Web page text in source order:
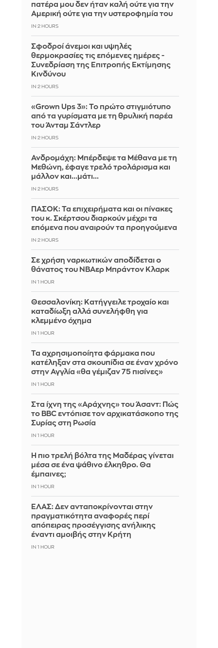
πατέρα μου δεν ήταν καλή ούτε για την
Αμερική ούτε για την υστεροφημία του
IN 2 HOURS
Σφοδροί άνεμοι και υψηλές
θερμοκρασίες τις επόμενες ημέρες -
Συνεδρίαση της Επιτροπής Εκτίμησης
Κινδύνου
IN 2 HOURS
«Grown Ups 3»: Το πρώτο στιγμιότυπο
από τα γυρίσματα με τη θρυλική παρέα
του Άνταμ Σάντλερ
IN 2 HOURS
Ανδρομάχη: Μπέρδεψε τα Μέθανα με τη
Μεθώνη, έφαγε τρελό τρολάρισμα και
μάλλον και...μάτι...
IN 2 HOURS
ΠΑΣΟΚ: Τα επιχειρήματα και οι πίνακες
του κ. Σκέρτσου διαρκούν μέχρι τα
επόμενα που αναιρούν τα προηγούμενα
IN 2 HOURS
Σε χρήση ναρκωτικών αποδίδεται ο
θάνατος του ΝΒΑερ Μπράντον Κλαρκ
IN 1 HOUR
Θεσσαλονίκη: Κατήγγειλε τροχαίο και
καταδίωξη αλλά συνελήφθη για
κλεμμένο όχημα
IN 1 HOUR
Τα αχρησιμοποίητα φάρμακα που
κατέληξαν στα σκουπίδια σε έναν χρόνο
στην Αγγλία «θα γέμιζαν 75 πισίνες»
IN 1 HOUR
Στα ίχνη της «Αράχνης» του Άσαντ: Πώς
το BBC εντόπισε τον αρχικατάσκοπο της
Συρίας στη Ρωσία
IN 1 HOUR
Η πιο τρελή βόλτα της Μαδέρας γίνεται
μέσα σε ένα ψάθινο έλκηθρο. Θα
έμπαινες;
IN 1 HOUR
ΕΛΑΣ: Δεν ανταποκρίνονται στην
πραγματικότητα αναφορές περί
απόπειρας προσέγγισης ανήλικης
έναντι αμοιβής στην Κρήτη
IN 1 HOUR